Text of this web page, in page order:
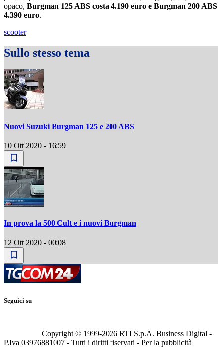
opaco, Burgman 125 ABS costa 4.190 euro e Burgman 200 ABS
4.390 euro.
scooter
Sullo stesso tema
Nuovi Suzuki Burgman 125 e 200 ABS
10 Ott 2020 - 16:59
In prova la 500 Cult e i nuovi Burgman
12 Ott 2020 - 00:08
Seguici su
Copyright © 1999-2026 RTI S.p.A. Business Digital -
P.Iva 03976881007 - Tutti i diritti riservati - Per la pubblicità